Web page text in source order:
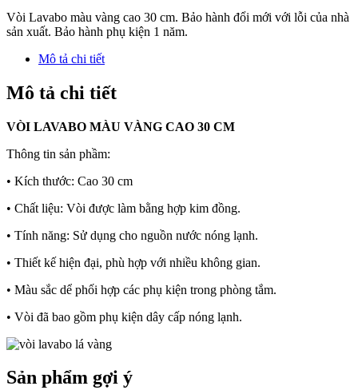
Vòi Lavabo màu vàng cao 30 cm. Bảo hành đổi mới với lỗi của nhà
sản xuất. Bảo hành phụ kiện 1 năm.
Mô tả chi tiết
Mô tả chi tiết
VÒI LAVABO MÀU VÀNG CAO 30 CM
Thông tin sản phầm:
• Kích thước: Cao 30 cm
• Chất liệu: Vòi được làm bằng hợp kim đồng.
• Tính năng: Sử dụng cho nguồn nước nóng lạnh.
• Thiết kế hiện đại, phù hợp với nhiều không gian.
• Màu sắc dể phối hợp các phụ kiện trong phòng tắm.
• Vòi đã bao gồm phụ kiện dây cấp nóng lạnh.
Sản phẩm gợi ý